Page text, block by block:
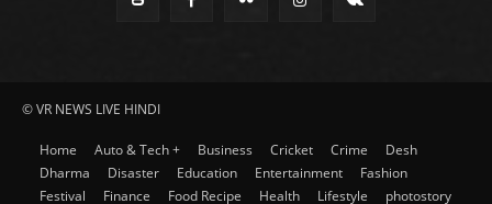
© VR NEWS LIVE HINDI
Home Auto & Tech + Business Cricket Crime
Desh
Dharma
Disaster Education Entertainment
Fashion
Festival
Finance Food Recipe Health Lifestyle photostory